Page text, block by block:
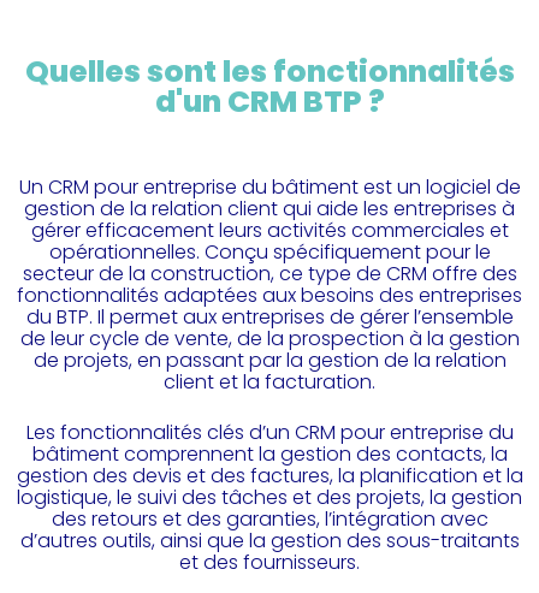
Quelles sont les fonctionnalités
d'un CRM BTP ?
Un CRM pour entreprise du bâtiment est un logiciel de
gestion de la relation client qui aide les entreprises à
gérer efficacement leurs activités commerciales et
opérationnelles. Conçu spécifiquement pour le
secteur de la construction, ce type de CRM offre des
fonctionnalités adaptées aux besoins des entreprises
du BTP. Il permet aux entreprises de gérer l’ensemble
de leur cycle de vente, de la prospection à la gestion
de projets, en passant par la gestion de la relation
client et la facturation.
Les fonctionnalités clés d’un CRM pour entreprise du
bâtiment comprennent la gestion des contacts, la
gestion des devis et des factures, la planification et la
logistique, le suivi des tâches et des projets, la gestion
des retours et des garanties, l’intégration avec
d’autres outils, ainsi que la gestion des sous-traitants
et des fournisseurs.